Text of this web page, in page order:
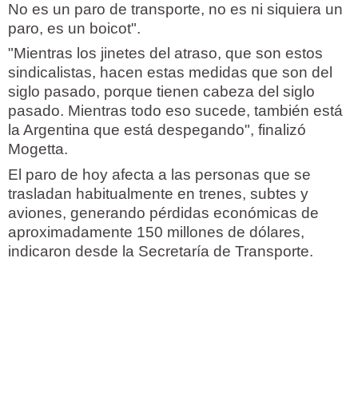
No es un paro de transporte, no es ni siquiera un
paro, es un boicot".
"Mientras los jinetes del atraso, que son estos
sindicalistas, hacen estas medidas que son del
siglo pasado, porque tienen cabeza del siglo
pasado. Mientras todo eso sucede, también está
la Argentina que está despegando", finalizó
Mogetta.
El paro de hoy afecta a las personas que se
trasladan habitualmente en trenes, subtes y
aviones, generando pérdidas económicas de
aproximadamente 150 millones de dólares,
indicaron desde la Secretaría de Transporte.